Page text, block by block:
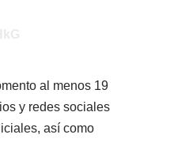
al menos 19
y redes sociales
así como